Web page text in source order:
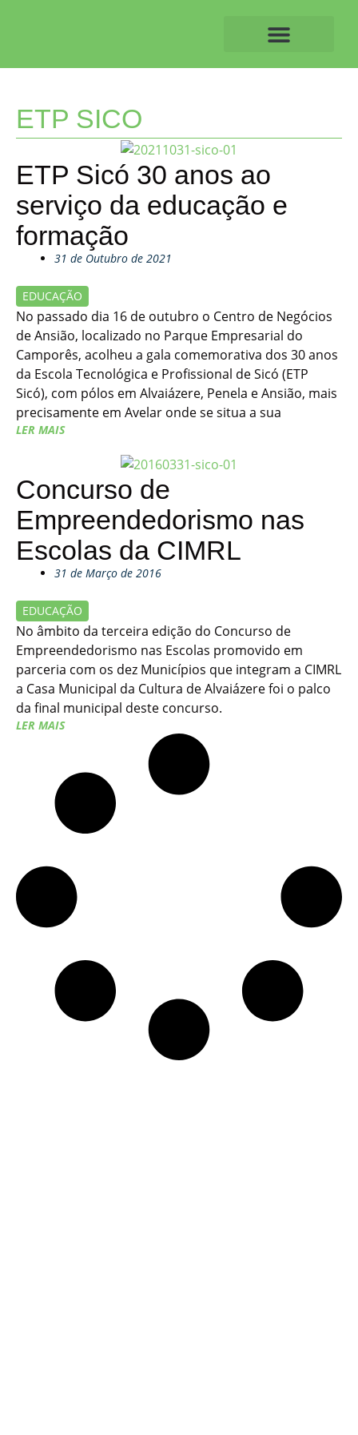
ETP SICO
ETP Sicó 30 anos ao
serviço da educação e
formação
31 de Outubro de 2021
EDUCAÇÃO
No passado dia 16 de outubro o Centro de Negócios
de Ansião, localizado no Parque Empresarial do
Camporês, acolheu a gala comemorativa dos 30 anos
da Escola Tecnológica e Profissional de Sicó (ETP
Sicó), com pólos em Alvaiázere, Penela e Ansião, mais
precisamente em Avelar onde se situa a sua
LER MAIS
Concurso de
Empreendedorismo nas
Escolas da CIMRL
31 de Março de 2016
EDUCAÇÃO
No âmbito da terceira edição do Concurso de
Empreendedorismo nas Escolas promovido em
parceria com os dez Municípios que integram a CIMRL
a Casa Municipal da Cultura de Alvaiázere foi o palco
da final municipal deste concurso.
LER MAIS